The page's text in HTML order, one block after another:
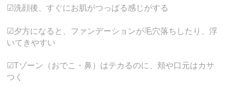
☑洗顔後、すぐにお肌がつっぱる感じがする
☑夕方になると、ファンデーションが毛穴落ちしたり、浮
いてきやすい
☑Tゾーン（おでこ・鼻）はテカるのに、頬や口元はカサ
つく